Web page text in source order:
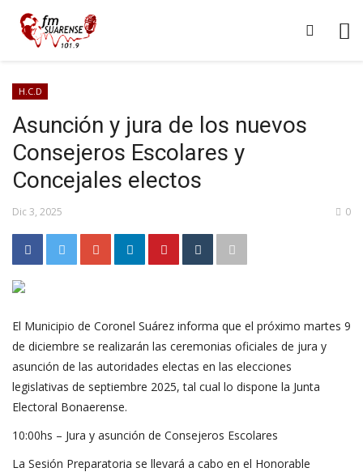
H.C.D
Asunción y jura de los nuevos
Consejeros Escolares y
Concejales electos
Dic 3, 2025 0
El Municipio de Coronel Suárez informa que el próximo martes 9
de diciembre se realizarán las ceremonias oficiales de jura y
asunción de las autoridades electas en las elecciones
legislativas de septiembre 2025, tal cual lo dispone la Junta
Electoral Bonaerense.
10:00hs – Jura y asunción de Consejeros Escolares
La Sesión Preparatoria se llevará a cabo en el Honorable